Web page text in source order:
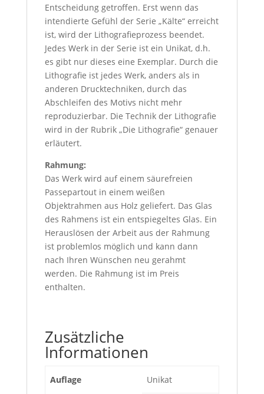
Entscheidung getroffen. Erst wenn das
intendierte Gefühl der Serie „Kälte“ erreicht
ist, wird der Lithografieprozess beendet.
Jedes Werk in der Serie ist ein Unikat, d.h.
es gibt nur dieses eine Exemplar. Durch die
Lithografie ist jedes Werk, anders als in
anderen Drucktechniken, durch das
Abschleifen des Motivs nicht mehr
reproduzierbar. Die Technik der Lithografie
wird in der Rubrik „Die Lithografie“ genauer
erläutert.
Rahmung:
Das Werk wird auf einem säurefreien
Passepartout in einem weißen
Objektrahmen aus Holz geliefert. Das Glas
des Rahmens ist ein entspiegeltes Glas. Ein
Herauslösen der Arbeit aus der Rahmung
ist problemlos möglich und kann dann
nach Ihren Wünschen neu gerahmt
werden. Die Rahmung ist im Preis
enthalten.
Zusätzliche
Informationen
Auflage Unikat